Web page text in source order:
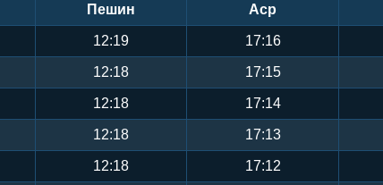
Пешин Аср
12:19 17:16
12:18 17:15
12:18 17:14
12:18 17:13
12:18 17:12